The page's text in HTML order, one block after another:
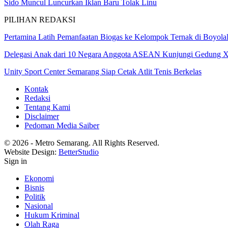
Sido Muncul Luncurkan Iklan Baru Tolak Linu
PILIHAN REDAKSI
Pertamina Latih Pemanfaatan Biogas ke Kelompok Ternak di
Delegasi Anak dari 10 Negara Anggota ASEAN Kunjungi Gedung
Unity Sport Center Semarang Siap Cetak Atlit Tenis Berkelas
Kontak
Redaksi
Tentang Kami
Disclaimer
Pedoman Media Saiber
© 2026 - Metro Semarang. All Rights Reserved.
Website Design: BetterStudio
Sign in
Ekonomi
Bisnis
Politik
Nasional
Hukum Kriminal
Olah Raga